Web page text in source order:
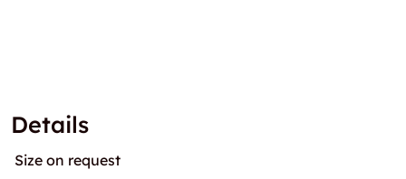
Details
Size on request